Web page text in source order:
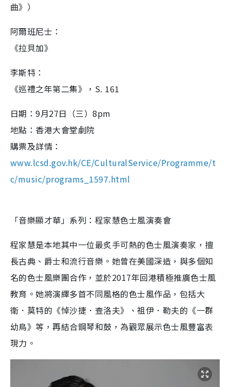
曲》）
阿爾班尼士：
《拉貝加》
李斯特：
《巡禮之年第二集》，S. 161
日期：9月27日（三）8pm
地點：香港大會堂劇院
購票及詳情：
www.lcsd.gov.hk/CE/CulturalService/Programme/t
c/music/programs_1597.html
「音樂顯才華」系列：程家慧色士風演奏會
程家慧是本地其中一位最炙手可熱的色士風演奏家，擅
長古典、爵士和流行音樂。她曾在美國深造，與多個知
名的色士風樂團合作，並於2017年回港積極推廣色士風
教育。她將演繹多首不同風格的色士風作品，包括大
衛．莫特的《悼沙捷．查洛夫》、祖伊．勒夫的《一群
幼鳥》等，再結合鋼琴和鼓，為觀眾展示色士風豐富表
現力。